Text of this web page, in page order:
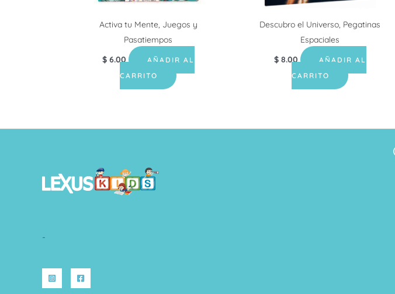
Activa tu Mente, Juegos y
Pasatiempos
$6.00
AÑADIR AL
CARRITO
Descubro el Universo, Pegatinas
Espaciales
$8.00
AÑADIR AL
CARRITO
-